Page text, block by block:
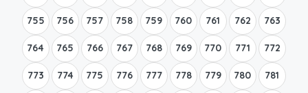
755 756 757 758 759 760 761 762 763
764 765 766 767 768 769 770 771 772
773 774 775 776 777 778 779 780 781